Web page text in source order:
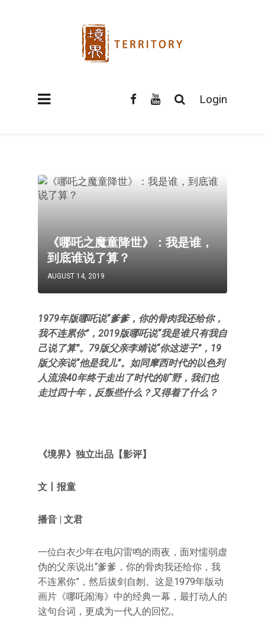
Login
《哪吒之魔童降世》：我是谁，
到底谁说了算？
AUGUST 14, 2019
1979年版哪吒说“爹爹，你的骨肉我还给你，
我不连累你”，2019版哪吒说“我是谁只有我自
己说了算”。79版父亲李靖说“你这逆子”，19
版父亲说“他是我儿”。如同摩西时代的以色列
人流浪40年终于走出了时代的旷野，我们也
走过四十年，反叛些什么？又得着了什么？
《境界》独立出品【影评】
文丨报童
播音 | 文君
一位白衣少年在电闪雷鸣的雨夜，面对懦弱虚
伪的父亲说出“爹爹，你的骨肉我还给你，我
不连累你”，然后拔剑自刎。这是1979年版动
画片《哪吒闹海》中的经典一幕，最打动人的
这句台词，更成为一代人的回忆。